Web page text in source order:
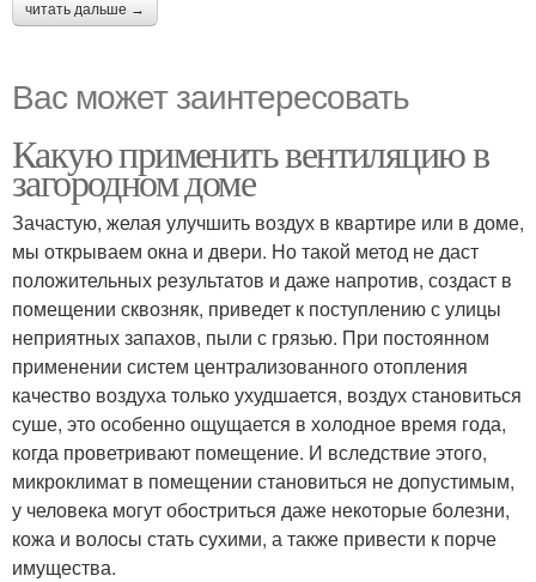
читать дальше →
Вас может заинтересовать
Какую применить вентиляцию в
загородном доме
Зачастую, желая улучшить воздух в квартире или в доме,
мы открываем окна и двери. Но такой метод не даст
положительных результатов и даже напротив, создаст в
помещении сквозняк, приведет к поступлению с улицы
неприятных запахов, пыли с грязью. При постоянном
применении систем централизованного отопления
качество воздуха только ухудшается, воздух становиться
суше, это особенно ощущается в холодное время года,
когда проветривают помещение. И вследствие этого,
микроклимат в помещении становиться не допустимым,
у человека могут обостриться даже некоторые болезни,
кожа и волосы стать сухими, а также привести к порче
имущества.